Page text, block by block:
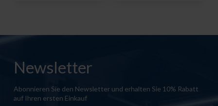
Newsletter
Abonnieren Sie den Newsletter und erhalten Sie 10% Rabatt
auf Ihren ersten Einkauf